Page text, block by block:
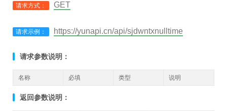
请求方式： GET
请求示例： https://yunapi.cn/api/sjdwntxnulltime
请求参数说明：
名称 必填 类型 说明
返回参数说明：